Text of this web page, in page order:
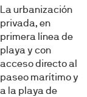
La urbanización
privada, en
primera línea de
playa y con
acceso directo al
paseo marítimo y
a la playa de